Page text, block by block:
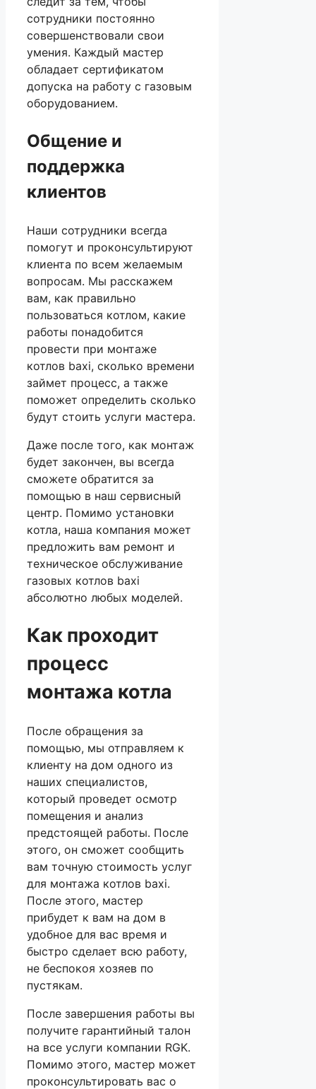
сотрудники постоянно
совершенствовали свои
умения. Каждый мастер
обладает сертификатом
допуска на работу с газовым
оборудованием.
Общение и
поддержка
клиентов
Наши сотрудники всегда
помогут и проконсультируют
клиента по всем желаемым
вопросам. Мы расскажем
вам, как правильно
пользоваться котлом, какие
работы понадобится
провести при монтаже
котлов baxi, сколько времени
займет процесс, а также
поможет определить сколько
будут стоить услуги мастера.
Даже после того, как монтаж
будет закончен, вы всегда
сможете обратится за
помощью в наш сервисный
центр. Помимо установки
котла, наша компания может
предложить вам ремонт и
техническое обслуживание
газовых котлов baxi
абсолютно любых моделей.
Как проходит
процесс
монтажа котла
После обращения за
помощью, мы отправляем к
клиенту на дом одного из
наших специалистов,
который проведет осмотр
помещения и анализ
предстоящей работы. После
этого, он сможет сообщить
вам точную стоимость услуг
для монтажа котлов baxi.
После этого, мастер
прибудет к вам на дом в
удобное для вас время и
быстро сделает всю работу,
не беспокоя хозяев по
пустякам.
После завершения работы вы
получите гарантийный талон
на все услуги компании RGK.
Помимо этого, мастер может
проконсультировать вас о